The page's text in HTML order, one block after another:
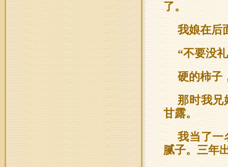
了。
我娘在后
“不要没
硬的柿子
那时我兄
甘露。
我当了一
腻子。三年